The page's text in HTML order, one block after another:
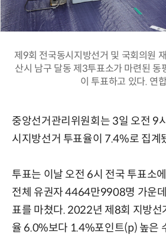
제9회 전국동시지방선거 및 국회의원
산시 남구 달동 제3투표소가 마련된 동
이 투표하고 있다. 연
중앙선거관리위원회는 3일 오전 9
시지방선거 투표율이 7.4%로 집계
투표는 이날 오전 6시 전국 투표소
전체 유권자 4464만9908명 가운
표를 마쳤다. 2022년 제8회 지방선
율 6.0%보다 1.4%포인트(p) 높은